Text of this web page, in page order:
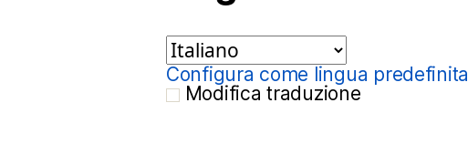
Configura come lingua predefinita
Modifica traduzione